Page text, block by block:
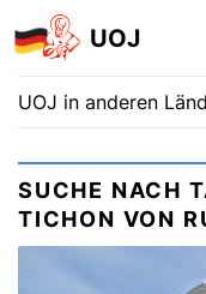
UOJ
UOJ in anderen
SUCHE NACH
TICHON VON